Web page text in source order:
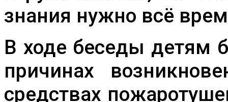
знания нужно всё
В ходе беседы детям
причинах
средствах